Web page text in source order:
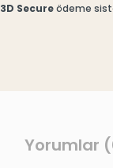
3D Secureödeme
Yorumlar